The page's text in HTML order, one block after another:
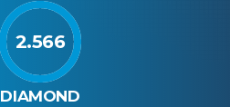
2.566
DIAMOND